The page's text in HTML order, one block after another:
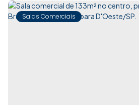
Salas Comerciais